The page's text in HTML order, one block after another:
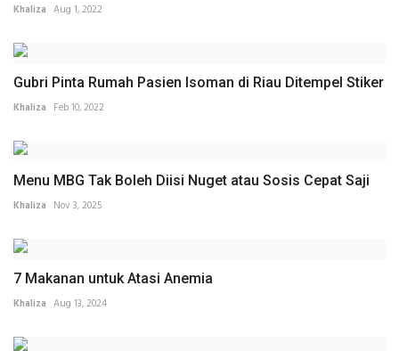
Khaliza Aug 1, 2022
Gubri Pinta Rumah Pasien Isoman di Riau Ditempel Stiker
Khaliza Feb 10, 2022
Menu MBG Tak Boleh Diisi Nuget atau Sosis Cepat Saji
Khaliza Nov 3, 2025
7 Makanan untuk Atasi Anemia
Khaliza Aug 13, 2024